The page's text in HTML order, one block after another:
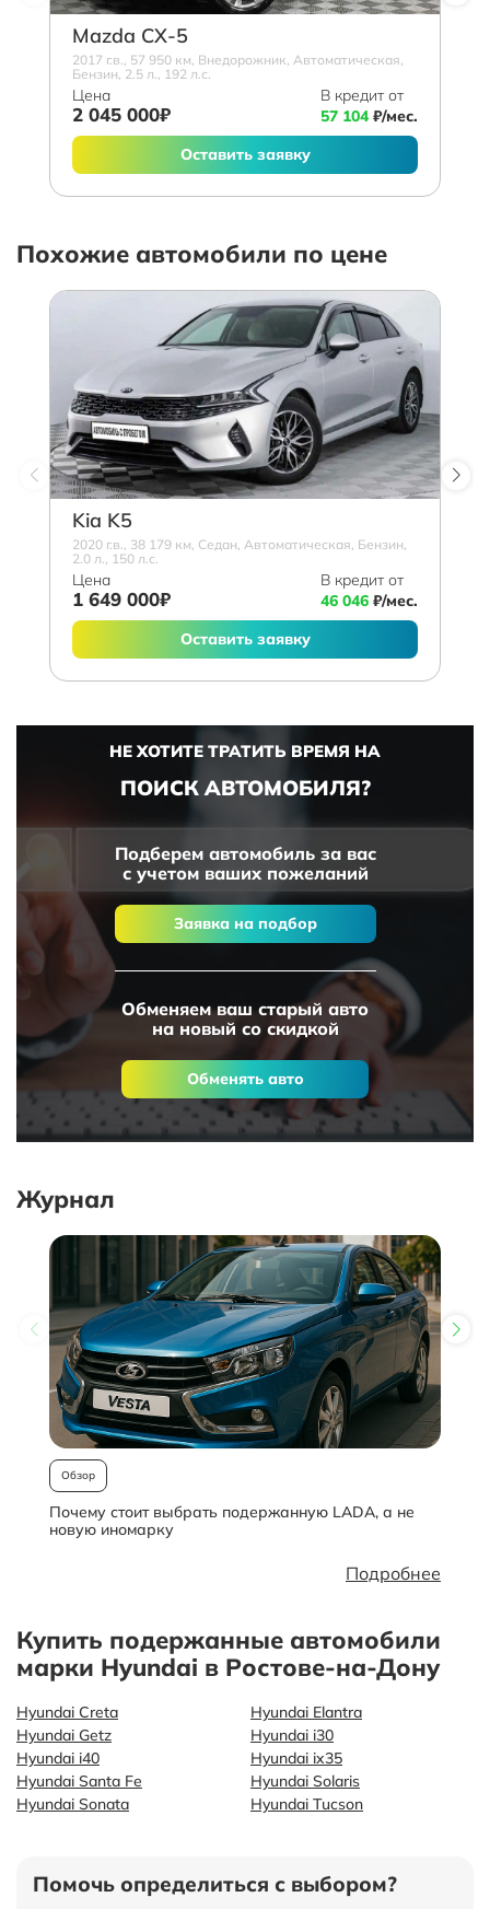
Mazda СХ-5
2017 г.в., 57 950 км, Внедорожник, Автоматическая,
Бензин, 2.5 л., 192 л.с.
Цена
2 045 000₽
В кредит от
57 104₽/мес.
Оставить заявку
Похожие автомобили по цене
Kia K5
2020 г.в., 38 179 км, Седан, Автоматическая, Бензин,
2.0 л., 150 л.с.
Цена
1 649 000₽
В кредит от
46 046 ₽/мес.
Оставить заявку
НЕ ХОТИТЕ ТРАТИТЬ ВРЕМЯ НА
ПОИСК АВТОМОБИЛЯ?
Подберем автомобиль за вас
с учетом ваших пожеланий
Заявка на подбор
Обменяем ваш старый авто
на новый со скидкой
Обменять авто
Журнал
Обзор
Почему стоит выбрать подержанную LADA, а не
новую иномарку
Подробнее
Купить подержанные автомобили
марки Hyundai в Ростове-на-Дону
Hyundai Creta
Hyundai Elantra
Hyundai Getz
Hyundai i30
Hyundai i40
Hyundai ix35
Hyundai Santa Fe
Hyundai Solaris
Hyundai Sonata
Hyundai Tucson
Помочь определиться с выбором?